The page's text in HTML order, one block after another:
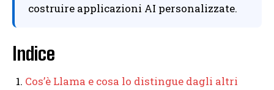
costruire applicazioni AI personalizzate.
Indice
Cos’è Llama e cosa lo distingue dagli altri